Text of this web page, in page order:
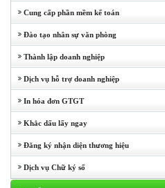
Cung cấp phần mềm kế toán
Đào tạo nhân sự văn phòng
Thành lập doanh nghiệp
Dịch vụ hỗ trợ doanh nghiệp
In hóa đơn GTGT
Khắc dấu lấy ngay
Đăng ký nhận diện thương hiệu
Dịch vụ Chữ ký số